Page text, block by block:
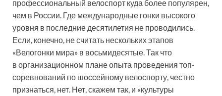
профессиональный велоспорт куда более популярен,
чем в России. Где международные гонки высокого
уровня в последние десятилетия не проводились.
Если, конечно, не считать нескольких этапов
«Велогонки мира» в восьмидесятые. Так что
в организационном плане опыта проведения топ-
соревнований по шоссейному велоспорту, честно
признаться, нет. Нет, скажем так, и «культуры